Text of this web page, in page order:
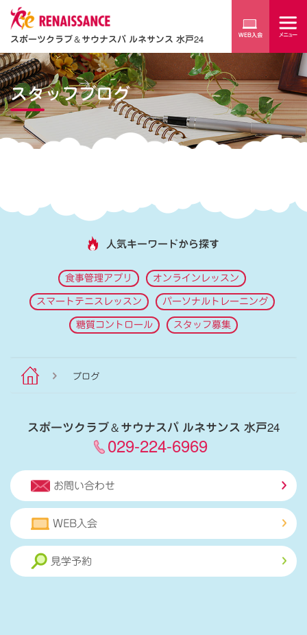
スポーツクラブ＆サウナスパ ルネサンス 水戸24
スタッフブログ
人気キーワードから探す
食事管理アプリ オンラインレッスン
スマートテニスレッスン パーソナルトレーニング
糖質コントロール スタッフ募集
ブログ
スポーツクラブ＆サウナスパ ルネサンス 水戸24
029-224-6969
お問い合わせ
WEB入会
見学予約